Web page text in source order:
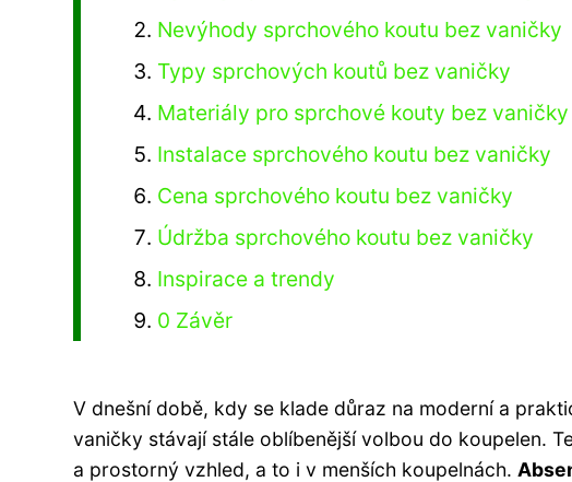
Nevýhody sprchového koutu bez vaničky
Typy sprchových koutů bez vaničky
Materiály pro sprchové kouty bez vaničky
Instalace sprchového koutu bez vaničky
Cena sprchového koutu bez vaničky
Údržba sprchového koutu bez vaničky
Inspirace a trendy
0 Závěr
V dnešní době, kdy se klade důraz na moderní a
vaničky stávají stále oblíbenější volbou do koupelen.
a prostorný vzhled, a to i v menších koupelnách.